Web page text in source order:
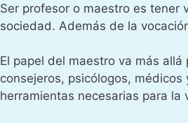
Ser profesor o maestro es tener
sociedad. Además de la
El papel del maestro va más
consejeros, psicólogos,
herramientas necesarias para